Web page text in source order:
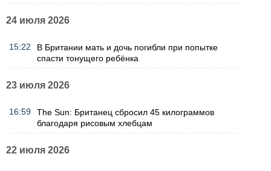
24 июля 2026
15:22
В Британии мать и дочь погибли при попытке
спасти тонущего ребёнка
23 июля 2026
16:59
The Sun: Британец сбросил 45 килограммов
благодаря рисовым хлебцам
22 июля 2026